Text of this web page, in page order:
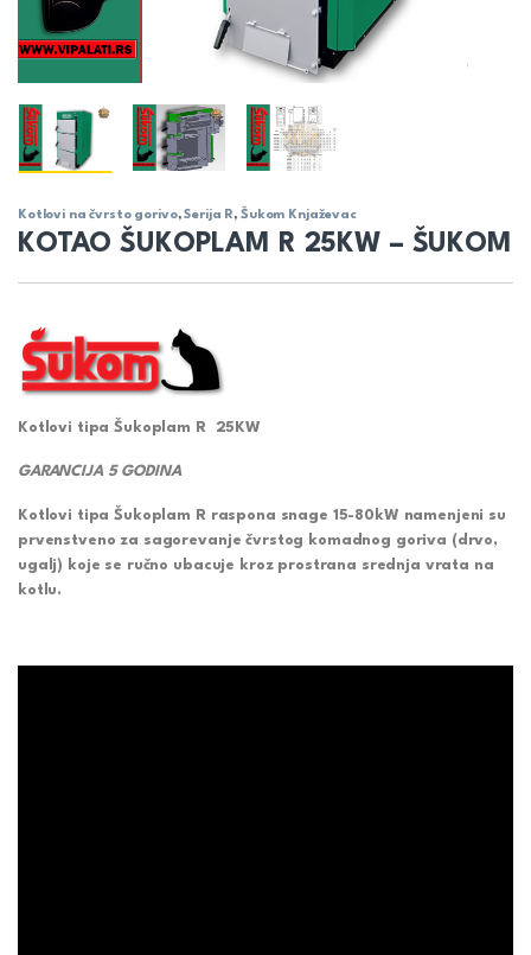
Kotlovi na čvrsto gorivo,Serija R, Šukom Knjaževac
KOTAO ŠUKOPLAM R 25KW – ŠUKOM
Kotlovi tipa Šukoplam R 25KW
GARANCIJA 5 GODINA
Kotlovi tipa Šukoplam R raspona snage 15-80kW namenjeni su
prvenstveno za sagorevanje čvrstog komadnog goriva (drvo,
ugalj) koje se ručno ubacuje kroz prostrana srednja vrata na
kotlu.